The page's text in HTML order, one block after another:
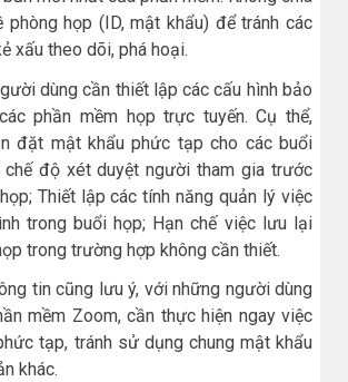
phòng họp (ID, mật khẩu) để tránh các
xấu theo dõi, phá hoại.
dùng cần thiết lập các cấu hình bảo
phần mềm họp trực tuyến. Cụ thể,
đặt mật khẩu phức tạp cho các buổi
chế độ xét duyệt người tham gia trước
Thiết lập các tính năng quản lý việc
trong buổi họp; Hạn chế việc lưu lại
trong trường hợp không cần thiết.
tin cũng lưu ý, với những người dùng
mềm Zoom, cần thực hiện ngay việc
tạp, tránh sử dụng chung mật khẩu
khác.